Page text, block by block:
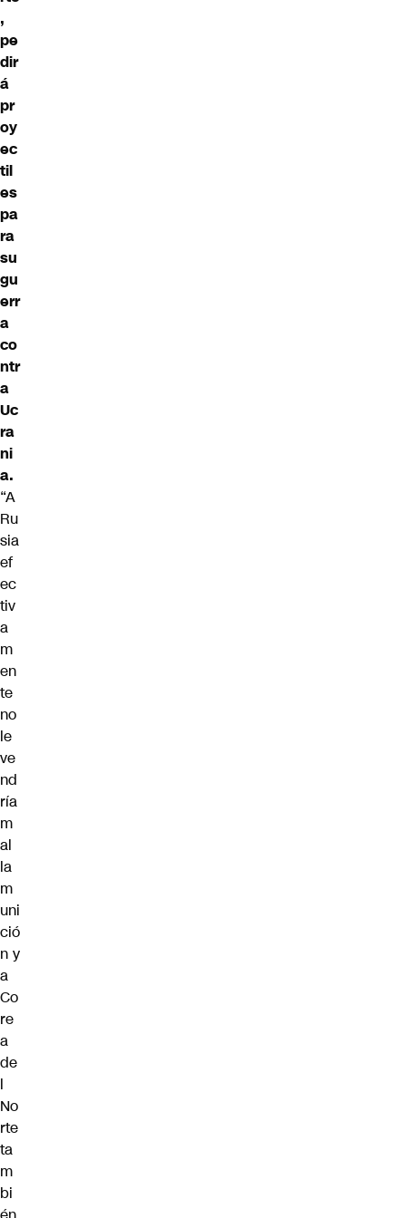
,
pe
dir
á
pr
oy
ec
til
es
pa
ra
su
gu
err
a
co
ntr
a
Uc
ra
ni
a.
“A
Ru
sia
ef
ec
tiv
a
m
en
te
no
le
ve
nd
ría
m
al
la
m
uni
ció
n y
a
Co
re
a
de
l
No
rte
ta
m
bi